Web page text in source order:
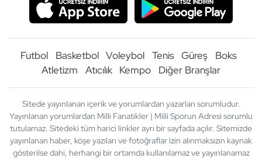
Futbol Basketbol Voleybol Tenis Güreş
Boks
Atletizm
Atıcılık Kempo Diğer Branşlar
Sitede yayınlanan içerik ve yorumlardan yazarları sorumludur.
Yayınlanan yorumlardan Milli Fanatikler | Milli Sporun Adresi sorumlu
tutulamaz. Sitedeki tüm harici linkler ayrı bir sayfada açılır. Sitemizde
yayınlanan haber, köşe yazıları ve fotoğraflar izin alınmaksızın kaynak
gösterilse dahi, herhangi bir ortamda kullanılamaz ve yayınlanamaz